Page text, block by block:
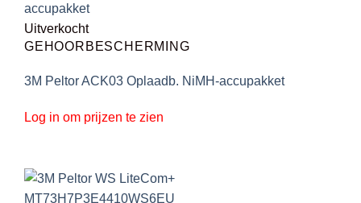
Uitverkocht
GEHOORBESCHERMING
3M Peltor ACK03 Oplaadb. NiMH-accupakket
Log in om prijzen te zien